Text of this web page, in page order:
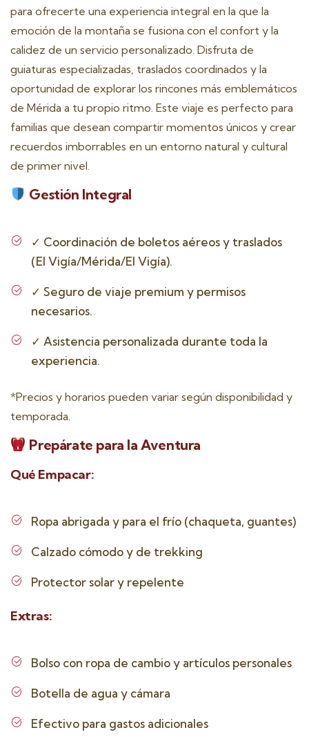
para ofrecerte una experiencia integral en la que la
emoción de la montaña se fusiona con el confort y la
calidez de un servicio personalizado. Disfruta de
guiaturas especializadas, traslados coordinados y la
oportunidad de explorar los rincones más emblemáticos
de Mérida a tu propio ritmo. Este viaje es perfecto para
familias que desean compartir momentos únicos y crear
recuerdos imborrables en un entorno natural y cultural
de primer nivel.
Gestión Integral
✓ Coordinación de boletos aéreos y traslados
(El Vigía/Mérida/El Vigía).
✓ Seguro de viaje premium y permisos
necesarios.
✓ Asistencia personalizada durante toda la
experiencia.
*Precios y horarios pueden variar según disponibilidad y
temporada.
Prepárate para la Aventura
Qué Empacar:
Ropa abrigada y para el frío (chaqueta, guantes)
Calzado cómodo y de trekking
Protector solar y repelente
Extras:
Bolso con ropa de cambio y artículos personales
Botella de agua y cámara
Efectivo para gastos adicionales